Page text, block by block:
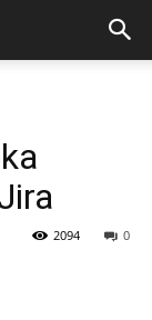
0
2094